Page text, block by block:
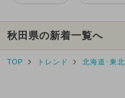
秋田県の新着一覧へ
TOP トレンド 北海道･東北